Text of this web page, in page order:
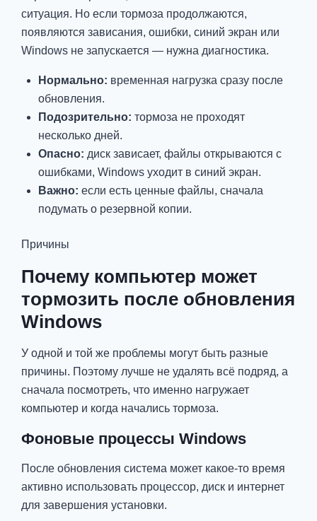
ситуация. Но если тормоза продолжаются,
появляются зависания, ошибки, синий экран или
Windows не запускается — нужна диагностика.
Нормально: временная нагрузка сразу после
обновления.
Подозрительно: тормоза не проходят
несколько дней.
Опасно: диск зависает, файлы открываются с
ошибками, Windows уходит в синий экран.
Важно: если есть ценные файлы, сначала
подумать о резервной копии.
Причины
Почему компьютер может
тормозить после обновления
Windows
У одной и той же проблемы могут быть разные
причины. Поэтому лучше не удалять всё подряд, а
сначала посмотреть, что именно нагружает
компьютер и когда начались тормоза.
Фоновые процессы Windows
После обновления система может какое-то время
активно использовать процессор, диск и интернет
для завершения установки.